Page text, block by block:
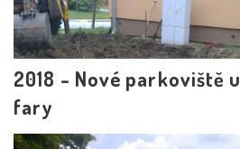
2018 - Nové parkoviště u
fary